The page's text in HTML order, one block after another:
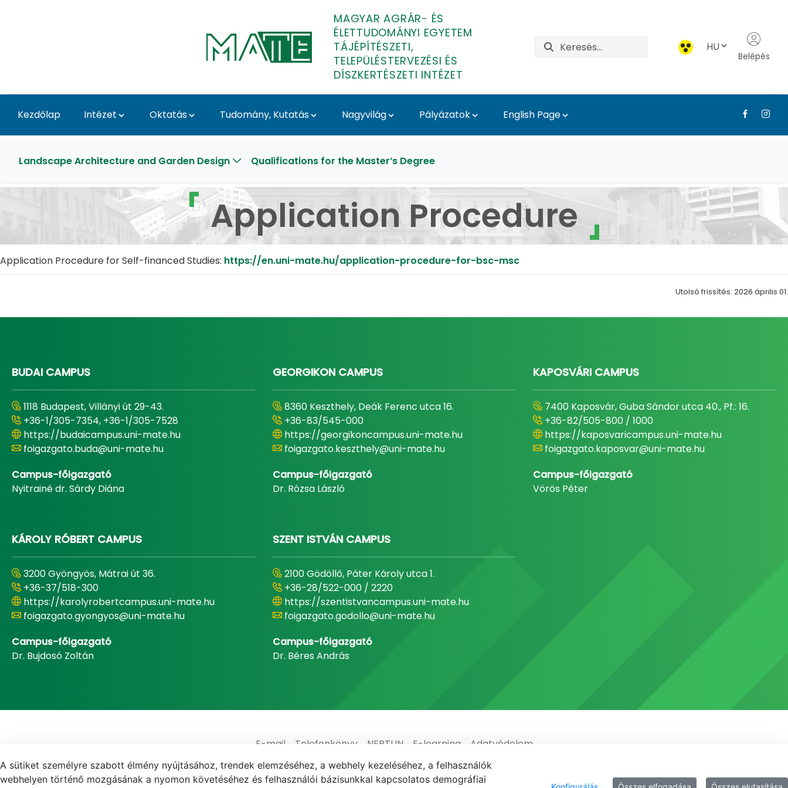
MAGYAR AGRÁR- ÉS
ÉLETTUDOMÁNYI EGYETEM
TÁJÉPÍTÉSZETI,
TELEPÜLÉSTERVEZÉSI ÉS
DÍSZKERTÉSZETI INTÉZET
HU
Belépés
Kezdőlap Intézet Oktatás Tudomány, Kutatás Nagyvilág Pályázatok English Page
Application Procedure - Tájépítészeti, Településtervezési és
Landscape Architecture and Garden Design Qualifications for the Master’s Degree
Application Procedure
Application Procedure for Self-financed Studies: https://en.uni-mate.hu/application-procedure-for-bsc-msc
Utolsó frissítés: 2026 április 01.
BUDAI CAMPUS
1118 Budapest, Villányi út 29-43.
+36-1/305-7354, +36-1/305-7528
https://budaicampus.uni-mate.hu
foigazgato.buda@uni-mate.hu
Campus-főigazgató
Nyitrainé dr. Sárdy Diána
GEORGIKON CAMPUS
8360 Keszthely, Deák Ferenc utca 16.
+36-83/545-000
https://georgikoncampus.uni-mate.hu
foigazgato.keszthely@uni-mate.hu
Campus-főigazgató
Dr. Rózsa László
KAPOSVÁRI CAMPUS
7400 Kaposvár, Guba Sándor utca 40., Pf.: 16.
+36-82/505-800 / 1000
https://kaposvaricampus.uni-mate.hu
foigazgato.kaposvar@uni-mate.hu
Campus-főigazgató
Vörös Péter
KÁROLY RÓBERT CAMPUS
3200 Gyöngyös, Mátrai út 36.
+36-37/518-300
https://karolyrobertcampus.uni-mate.hu
foigazgato.gyongyos@uni-mate.hu
Campus-főigazgató
Dr. Bujdosó Zoltán
SZENT ISTVÁN CAMPUS
2100 Gödöllő, Páter Károly utca 1.
+36-28/522-000 / 2220
https://szentistvancampus.uni-mate.hu
foigazgato.godollo@uni-mate.hu
Campus-főigazgató
Dr. Béres András
E-mail Telefonkönyv NEPTUN E-learning Adatvédelem
A sütiket személyre szabott élmény nyújtásához, trendek elemzéséhez, a webhely kezeléséhez, a felhasználók
webhelyen történő mozgásának a nyomon követéséhez és felhasználói bázisunkkal kapcsolatos demográfiai